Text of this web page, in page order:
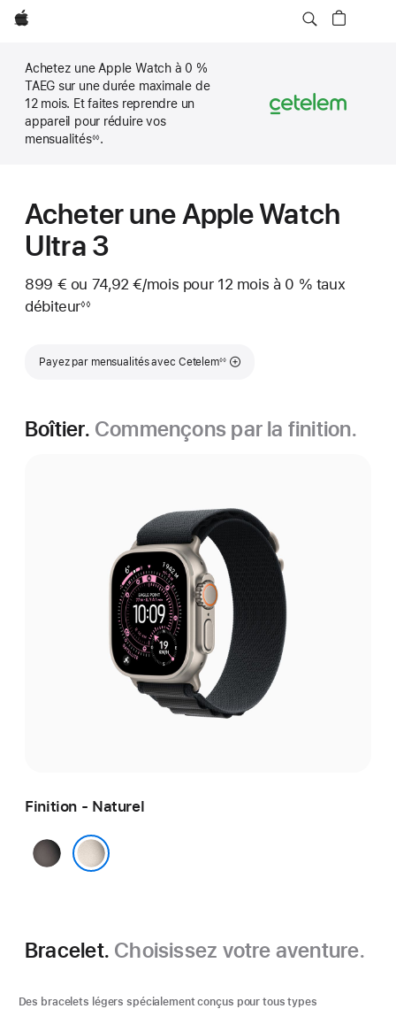
Apple
Achetez une Apple Watch à 0 %
TAEG sur une durée maximale de
12 mois. Et faites reprendre un
appareil pour réduire vos
mensualités◊◊.
Acheter une Apple Watch
Ultra 3
899 € ou 74,92 €/mois par mois
pour 12 mois à 0 % taux
débiteur◊◊
Payez par mensualités avec Cetelem
Note de bas de page
◊◊
Boîtier. Commençons par la finition.
Finition - Naturel
Noir
Bracelet. Choisissez votre aventure.
Des bracelets légers spécialement conçus pour tous types